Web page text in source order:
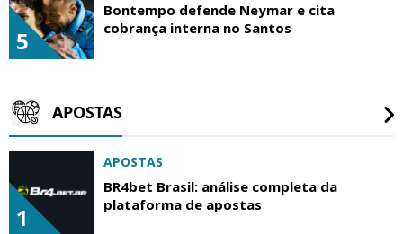
5
Bontempo defende Neymar e cita
cobrança interna no Santos
APOSTAS
1
APOSTAS
BR4bet Brasil: análise completa da
plataforma de apostas